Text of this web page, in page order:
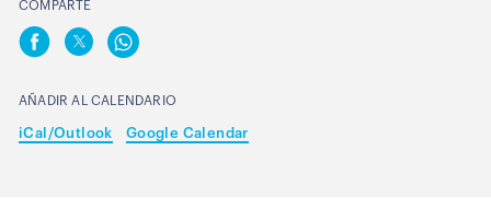
COMPARTE
AÑADIR AL CALENDARIO
iCal/Outlook Google Calendar